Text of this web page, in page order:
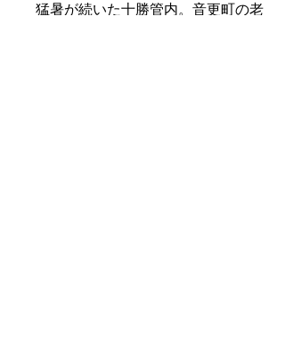
猛暑が続いた十勝管内。音更町の老